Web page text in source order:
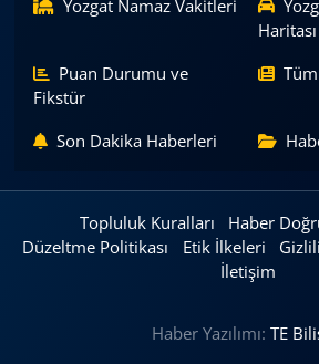
Yozgat Namaz Vakitleri
Haritası
Puan Durumu ve
Fikstür
Son Dakika Haberleri
Topluluk Kuralları
Haber
Düzeltme Politikası
Etik İlkeleri
İletişim
Haber Yazılımı: TE